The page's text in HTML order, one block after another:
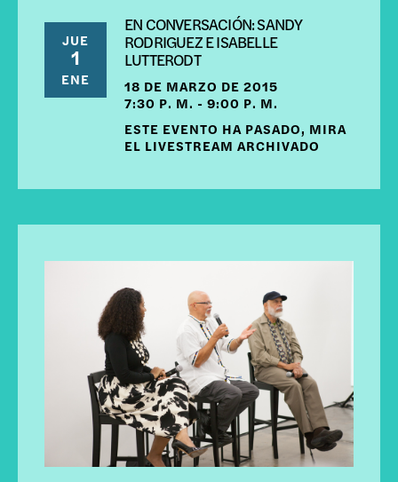
JUE
1
ENE
EN CONVERSACIÓN: SANDY
RODRIGUEZ E ISABELLE
LUTTERODT
18 DE MARZO DE 2015
7:30 P. M. - 9:00 P. M.
ESTE EVENTO HA PASADO, MIRA
EL LIVESTREAM ARCHIVADO